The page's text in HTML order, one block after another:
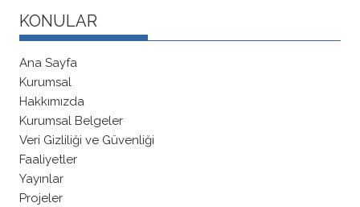
KONULAR
Ana Sayfa
Kurumsal
Hakkımızda
Kurumsal Belgeler
Veri Gizliliği ve Güvenliği
Faaliyetler
Yayınlar
Projeler